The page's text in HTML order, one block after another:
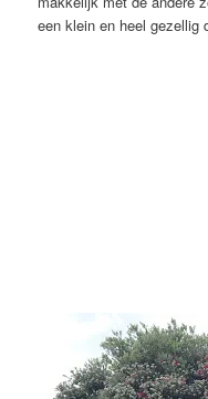
een klein en heel gezellig